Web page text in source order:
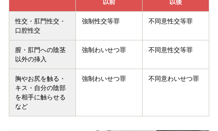
以前
以後
性交・肛門性交・
口腔性交
強制性交等罪 不同意性交等罪
膣・肛門への陰茎
以外の挿入
強制わいせつ罪 不同意性交等罪
胸やお尻を触る・
キス・自分の陰部
を相手に触らせる
など
強制わいせつ罪 不同意わいせつ罪